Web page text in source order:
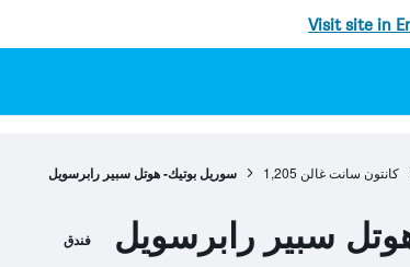
Visit site in
كانتون سانت غالن 1,205 سوريل بوتيك- هوتل سبير رابرسويل
سبير رابرسويل فندق